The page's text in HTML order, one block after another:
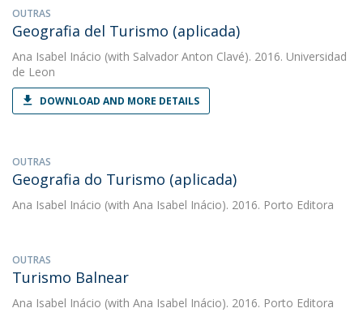
OUTRAS
Geografia del Turismo (aplicada)
Ana Isabel Inácio (with Salvador Anton Clavé). 2016. Universidad
de Leon
DOWNLOAD AND MORE DETAILS
OUTRAS
Geografia do Turismo (aplicada)
Ana Isabel Inácio (with Ana Isabel Inácio). 2016. Porto Editora
OUTRAS
Turismo Balnear
Ana Isabel Inácio (with Ana Isabel Inácio). 2016. Porto Editora